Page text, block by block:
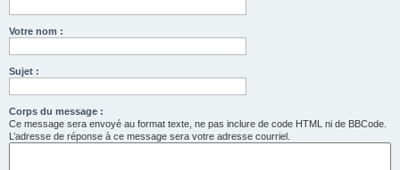
Votre nom :
Sujet :
Corps du message :
Ce message sera envoyé au format texte, ne pas inclure de code HTML ni de BBCode.
L’adresse de réponse à ce message sera votre adresse courriel.